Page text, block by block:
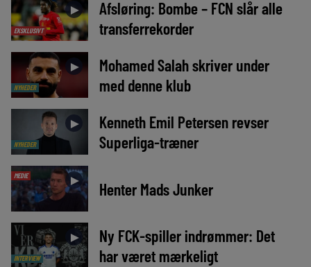
EKSKLUSIVT
►
Afsløring: Bombe – FCN slår alle
transferrekorder
NYHEDER
►
Mohamed Salah skriver under
med denne klub
NYHEDER
►
Kenneth Emil Petersen revser
Superliga-træner
MEDIE ► Henter Mads Junker
INTERVIEW
►
Ny FCK-spiller indrømmer: Det
har været mærkeligt